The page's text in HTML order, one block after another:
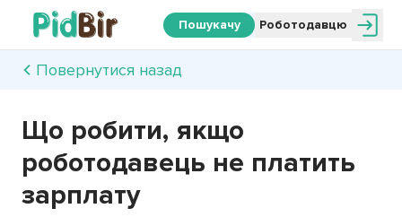
Пошукачу Роботодавцю
Повернутися назад
Що робити, якщо
роботодавець не платить
зарплату